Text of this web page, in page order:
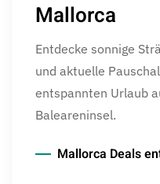
Mallorca
Entdecke sonnige
und aktuelle
entspannten Urlaub
Baleareninsel.
Mallorca Deals